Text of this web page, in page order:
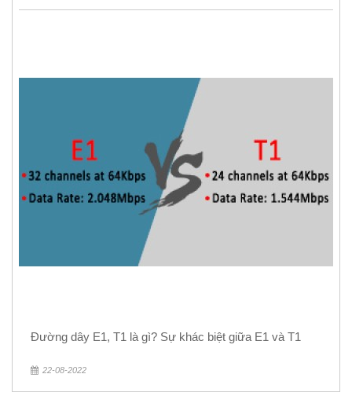
Đường dây E1, T1 là gì? Sự khác biệt giữa E1 và T1
22-08-2022